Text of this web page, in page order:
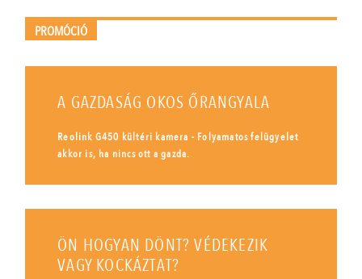
PROMÓCIÓ
A GAZDASÁG OKOS ŐRANGYALA
Reolink G450 kültéri kamera - Folyamatos felügyelet
akkor is, ha nincs ott a gazda.
ÖN HOGYAN DÖNT? VÉDEKEZIK
VAGY KOCKÁZTAT?